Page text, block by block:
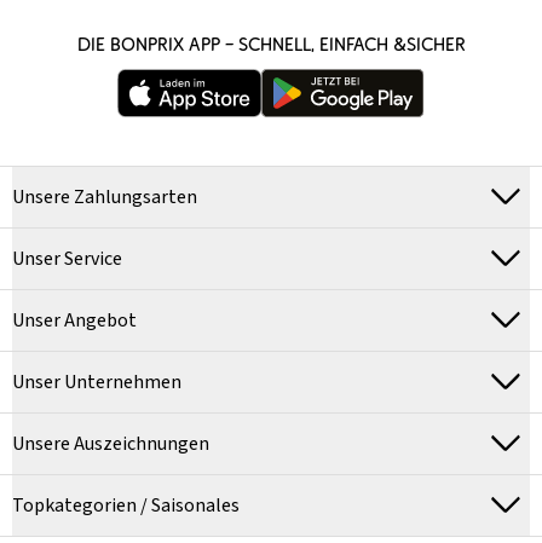
DIE BONPRIX APP – SCHNELL, EINFACH &SICHER
Unsere Zahlungsarten
Unser Service
Unser Angebot
Unser Unternehmen
Unsere Auszeichnungen
Topkategorien / Saisonales